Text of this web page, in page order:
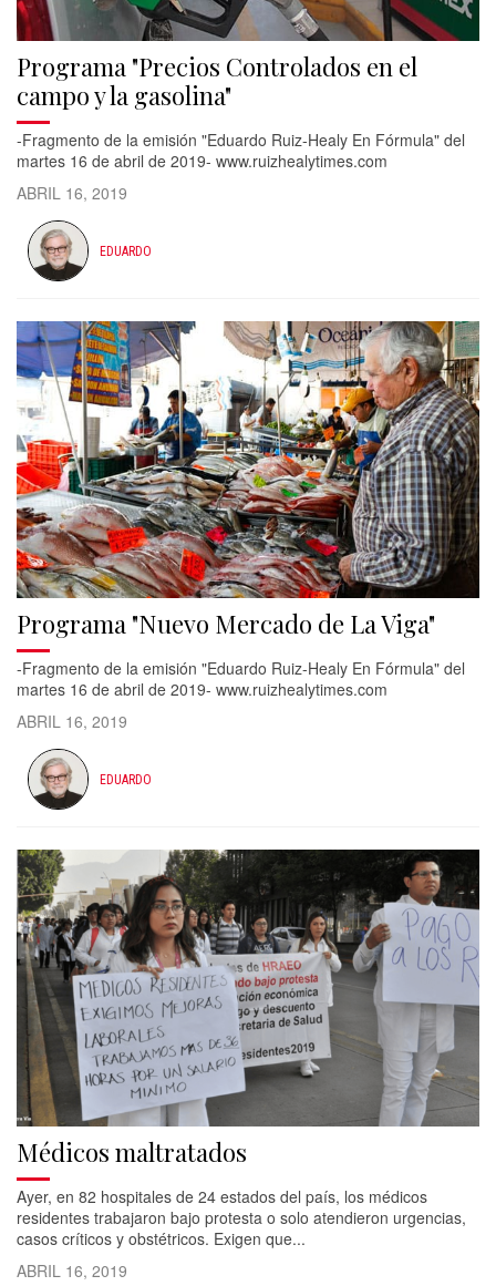
Programa "Precios Controlados en el
campo y la gasolina"
-Fragmento de la emisión "Eduardo Ruiz-Healy En Fórmula" del
martes 16 de abril de 2019- www.ruizhealytimes.com
ABRIL 16, 2019
EDUARDO
Programa "Nuevo Mercado de La Viga"
-Fragmento de la emisión "Eduardo Ruiz-Healy En Fórmula" del
martes 16 de abril de 2019- www.ruizhealytimes.com
ABRIL 16, 2019
EDUARDO
Médicos maltratados
Ayer, en 82 hospitales de 24 estados del país, los médicos
residentes trabajaron bajo protesta o solo atendieron urgencias,
casos críticos y obstétricos. Exigen que...
ABRIL 16, 2019